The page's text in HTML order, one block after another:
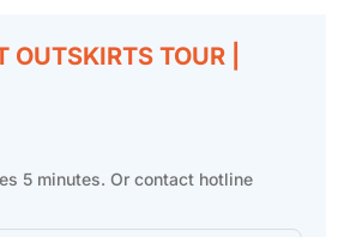
OUTSKIRTS TOUR |
5 minutes. Or contact hotline